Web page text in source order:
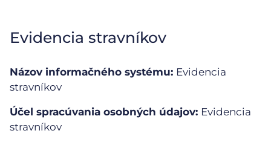
Evidencia stravníkov
Názov informačného systému: Evidencia
stravníkov
Účel spracúvania osobných údajov: Evidencia
stravníkov